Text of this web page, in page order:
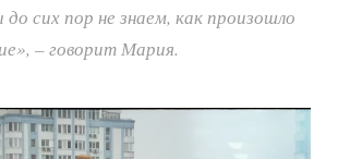
до сих пор не знаем, как произошло
– говорит Мария.